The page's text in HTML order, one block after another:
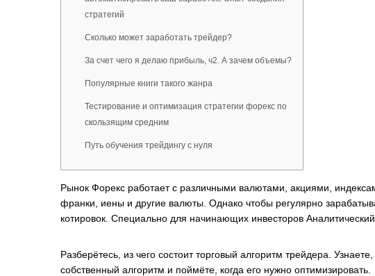
стратегий
Сколько может заработать трейдер?
За счет чего я делаю прибыль, ч2. А зачем объемы?
Популярные книги такого жанра
Тестирование и оптимизация стратегии форекс по
скользящим средним
Путь обучения трейдингу с нуля
Рынок Форекс работает с различными валютами, акциями,
франки, иены и другие валюты. Однако чтобы регулярно
котировок. Специально для начинающих инвесторов
Разберётесь, из чего состоит торговый алгоритм трейдера.
собственный алгоритм и поймёте, когда его нужно оптимизировать.